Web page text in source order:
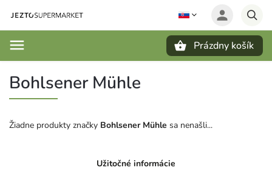
Prázdny košík
Bohlsener Mühle
Žiadne produkty značky Bohlsener Mühle sa nenašli...
Užitočné informácie